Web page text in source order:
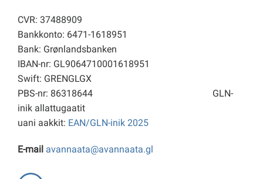
CVR: 37488909
Bankkonto: 6471-1618951
Bank: Grønlandsbanken
IBAN-nr: GL9064710001618951
Swift: GRENGLGX
PBS-nr: 86318644 GLN-
inik allattugaatit
uani aakkit: EAN/GLN-inik 2025
E-mail avannaata@avannaata.gl